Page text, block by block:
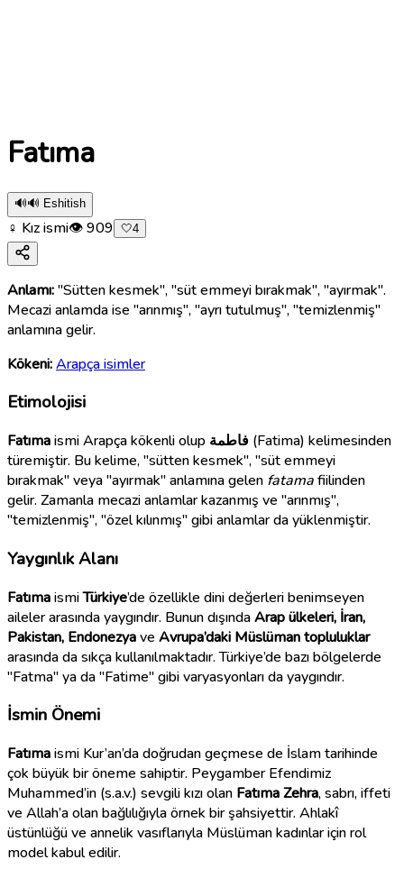
Fatıma
🔊🔊 Eshitish
♀ Kız ismi👁909 🤍4
Anlamı:"Sütten kesmek", "süt emmeyi bırakmak", "ayırmak".
Mecazi anlamda ise "arınmış", "ayrı tutulmuş", "temizlenmiş"
anlamına gelir.
Kökeni:Arapça isimler
Etimolojisi
Fatımaismi Arapça kökenli olup فاطمة (Fatima) kelimesinden
türemiştir. Bu kelime, "sütten kesmek", "süt emmeyi
bırakmak" veya "ayırmak" anlamına gelen fatamafiilinden
gelir. Zamanla mecazi anlamlar kazanmış ve "arınmış",
"temizlenmiş", "özel kılınmış" gibi anlamlar da yüklenmiştir.
Yaygınlık Alanı
FatımaismiTürkiye’de özellikle dini değerleri benimseyen
aileler arasında yaygındır. Bunun dışındaArap ülkeleri, İran,
Pakistan, Endonezyave Avrupa’daki Müslüman topluluklar
arasında da sıkça kullanılmaktadır. Türkiye’de bazı bölgelerde
"Fatma" ya da "Fatime" gibi varyasyonları da yaygındır.
İsmin Önemi
Fatımaismi Kur’an’da doğrudan geçmese de İslam tarihinde
çok büyük bir öneme sahiptir. Peygamber Efendimiz
Muhammed’in (s.a.v.) sevgili kızı olan Fatıma Zehra, sabrı, iffeti
ve Allah’a olan bağlılığıyla örnek bir şahsiyettir. Ahlakî
üstünlüğü ve annelik vasıflarıyla Müslüman kadınlar için rol
model kabul edilir.